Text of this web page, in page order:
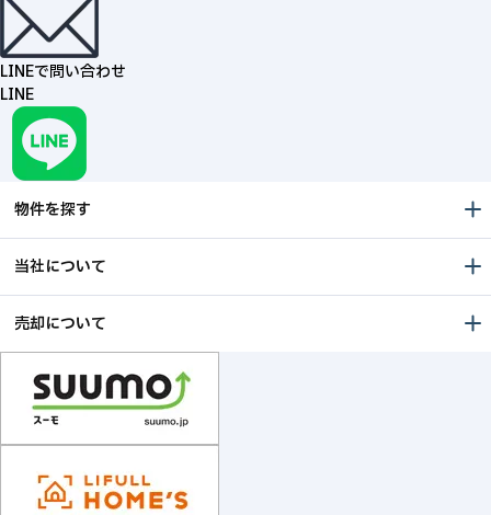
LINEで問い合わせ
LINE
物件を探す
当社について
売却について